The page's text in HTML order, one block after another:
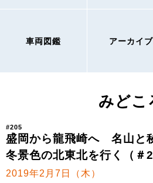
車両図鑑 アーカイブ
みどこ
#205
盛岡から龍飛崎へ 名山と
冬景色の北東北を行く（＃
2019年2月7日（木）